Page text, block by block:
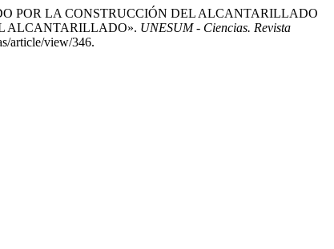
POR LA CONSTRUCCIÓN DEL ALCANTARILLADO
ALCANTARILLADO». UNESUM - Ciencias. Revista
article/view/346.